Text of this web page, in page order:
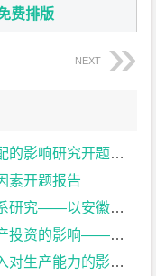
费排版
NEXT
影响研究开题报告
素开题报告
2015年数据为例开题报告
（CHFS）2015的数据分析开题报告
的影响研究开题报告